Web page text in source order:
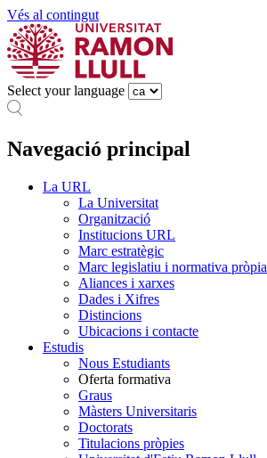
Vés al contingut
Select your language
Navegació principal
La URL
La Universitat
Organització
Institucions URL
Marc estratègic
Marc legislatiu i normativa pròpia
Aliances i xarxes
Dades i Xifres
Distincions
Ubicacions i contacte
Estudis
Nous Estudiants
Oferta formativa
Graus
Màsters Universitaris
Doctorats
Titulacions pròpies